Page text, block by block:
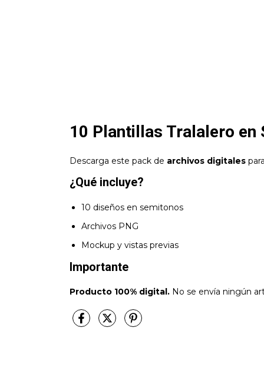
10 Plantillas Tralalero en
Descarga este pack de archivos digitales
¿Qué incluye?
10 diseños en semitonos
Archivos PNG
Mockup y vistas previas
Importante
Producto 100% digital. No se envía ningún